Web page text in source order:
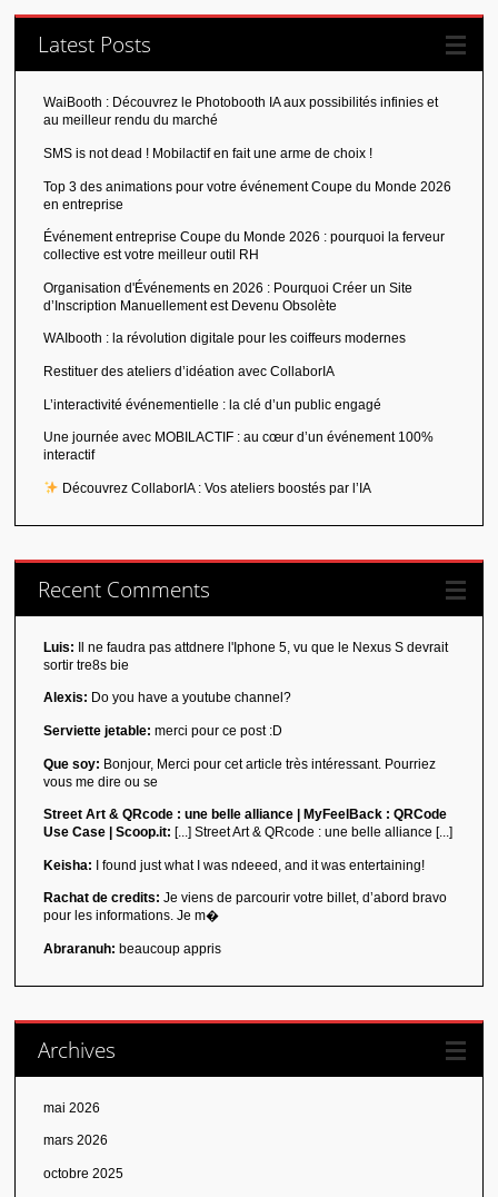
Latest Posts
WaiBooth : Découvrez le Photobooth IA aux possibilités infinies et
au meilleur rendu du marché
SMS is not dead ! Mobilactif en fait une arme de choix !
Top 3 des animations pour votre événement Coupe du Monde 2026
en entreprise
Événement entreprise Coupe du Monde 2026 : pourquoi la ferveur
collective est votre meilleur outil RH
Organisation d'Événements en 2026 : Pourquoi Créer un Site
d’Inscription Manuellement est Devenu Obsolète
WAIbooth : la révolution digitale pour les coiffeurs modernes
Restituer des ateliers d’idéation avec CollaborIA
L’interactivité événementielle : la clé d’un public engagé
Une journée avec MOBILACTIF : au cœur d’un événement 100%
interactif
Découvrez CollaborIA : Vos ateliers boostés par l’IA
Recent Comments
Luis: Il ne faudra pas attdnere l'Iphone 5, vu que le Nexus S devrait
sortir tre8s bie
Alexis: Do you have a youtube channel?
Serviette jetable: merci pour ce post :D
Que soy: Bonjour, Merci pour cet article très intéressant. Pourriez
vous me dire ou se
Street Art & QRcode : une belle alliance | MyFeelBack : QRCode
Use Case | Scoop.it: [...] Street Art & QRcode : une belle alliance [...]
Keisha: I found just what I was ndeeed, and it was entertaining!
Rachat de credits: Je viens de parcourir votre billet, d’abord bravo
pour les informations. Je m�
Abraranuh: beaucoup appris
Archives
mai 2026
mars 2026
octobre 2025